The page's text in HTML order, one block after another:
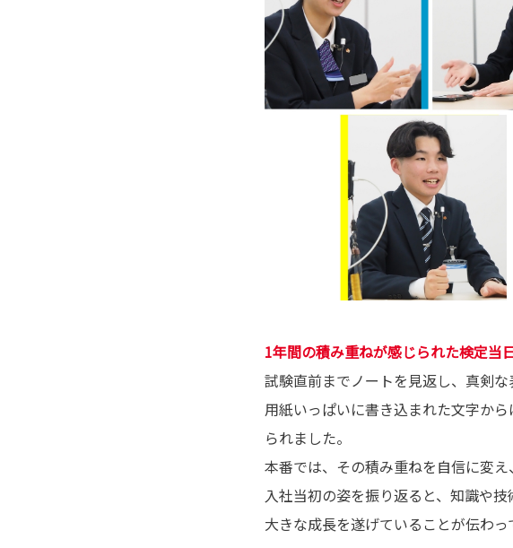
1年間の積み重ねが感じられた検定当
試験直前までノートを見返し、真剣な
用紙いっぱいに書き込まれた文字か
られました。
本番では、その積み重ねを自信に変
入社当初の姿を振り返ると、知識や
大きな成長を遂げていることが伝わっ